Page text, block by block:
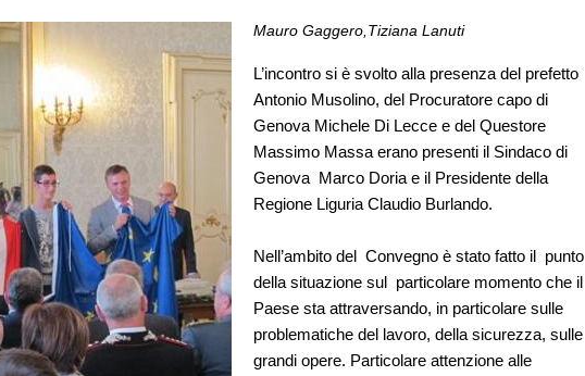
Mauro Gaggero,Tiziana Lanuti
L’incontro si è svolto alla presenza del prefetto
Antonio Musolino, del Procuratore capo di
Genova Michele Di Lecce e del Questore
Massimo Massa erano presenti il Sindaco di
Genova Marco Doria e il Presidente della
Regione Liguria Claudio Burlando.
Nell’ambito del Convegno è stato fatto il punto
della situazione sul particolare momento che il
Paese sta attraversando, in particolare sulle
problematiche del lavoro, della sicurezza, sulle
grandi opere. Particolare attenzione alle